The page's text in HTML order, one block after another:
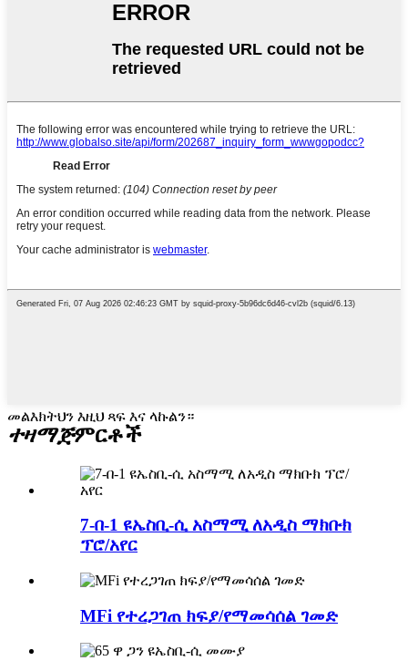
መልእክትህን እዚህ ጻፍ እና ላኩልን።
ተዛማጅምርቶች
7-በ-1 ዩኤስቢ-ሲ አስማሚ ለአዲስ ማክቡክ
ፕሮ/አየር
MFi የተረጋገጠ ክፍያ/የማመሳሰል ገመድ